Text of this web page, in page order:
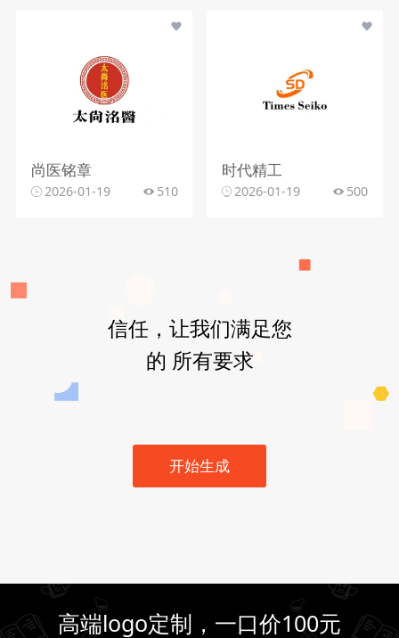
尚医铭章
2026-01-19 510
时代精工
2026-01-19 500
信任，让我们满足您
的 所有要求
开始生成
高端logo定制，一口价100元